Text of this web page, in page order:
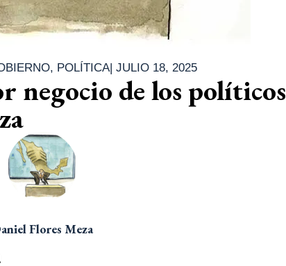
, POLÍTICA| JULIO 18, 2025
negocio de los políticos
Flores Meza